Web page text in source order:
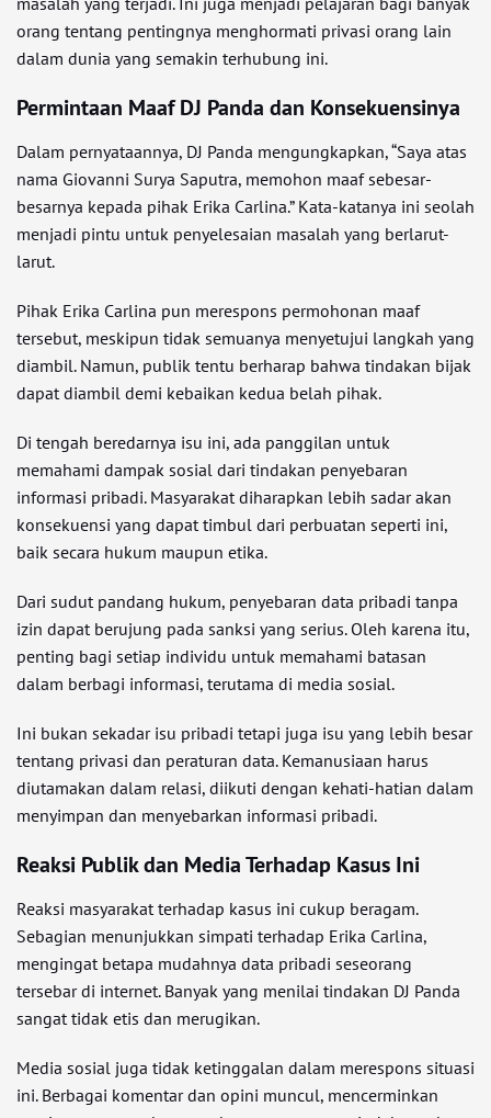
orang tentang pentingnya menghormati privasi orang lain
dalam dunia yang semakin terhubung ini.
Permintaan Maaf DJ Panda dan Konsekuensinya
Dalam pernyataannya, DJ Panda mengungkapkan, “Saya atas
nama Giovanni Surya Saputra, memohon maaf sebesar-
besarnya kepada pihak Erika Carlina.” Kata-katanya ini seolah
menjadi pintu untuk penyelesaian masalah yang berlarut-
larut.
Pihak Erika Carlina pun merespons permohonan maaf
tersebut, meskipun tidak semuanya menyetujui langkah yang
diambil. Namun, publik tentu berharap bahwa tindakan bijak
dapat diambil demi kebaikan kedua belah pihak.
Di tengah beredarnya isu ini, ada panggilan untuk
memahami dampak sosial dari tindakan penyebaran
informasi pribadi. Masyarakat diharapkan lebih sadar akan
konsekuensi yang dapat timbul dari perbuatan seperti ini,
baik secara hukum maupun etika.
Dari sudut pandang hukum, penyebaran data pribadi tanpa
izin dapat berujung pada sanksi yang serius. Oleh karena itu,
penting bagi setiap individu untuk memahami batasan
dalam berbagi informasi, terutama di media sosial.
Ini bukan sekadar isu pribadi tetapi juga isu yang lebih besar
tentang privasi dan peraturan data. Kemanusiaan harus
diutamakan dalam relasi, diikuti dengan kehati-hatian dalam
menyimpan dan menyebarkan informasi pribadi.
Reaksi Publik dan Media Terhadap Kasus Ini
Reaksi masyarakat terhadap kasus ini cukup beragam.
Sebagian menunjukkan simpati terhadap Erika Carlina,
mengingat betapa mudahnya data pribadi seseorang
tersebar di internet. Banyak yang menilai tindakan DJ Panda
sangat tidak etis dan merugikan.
Media sosial juga tidak ketinggalan dalam merespons situasi
ini. Berbagai komentar dan opini muncul, mencerminkan